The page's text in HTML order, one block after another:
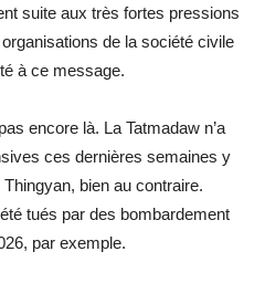
suite aux très fortes pressions
de la société civile
à ce message.
encore là. La Tatmadaw n’a
ces dernières semaines y
bien au contraire.
tués par des bombardement
par exemple.